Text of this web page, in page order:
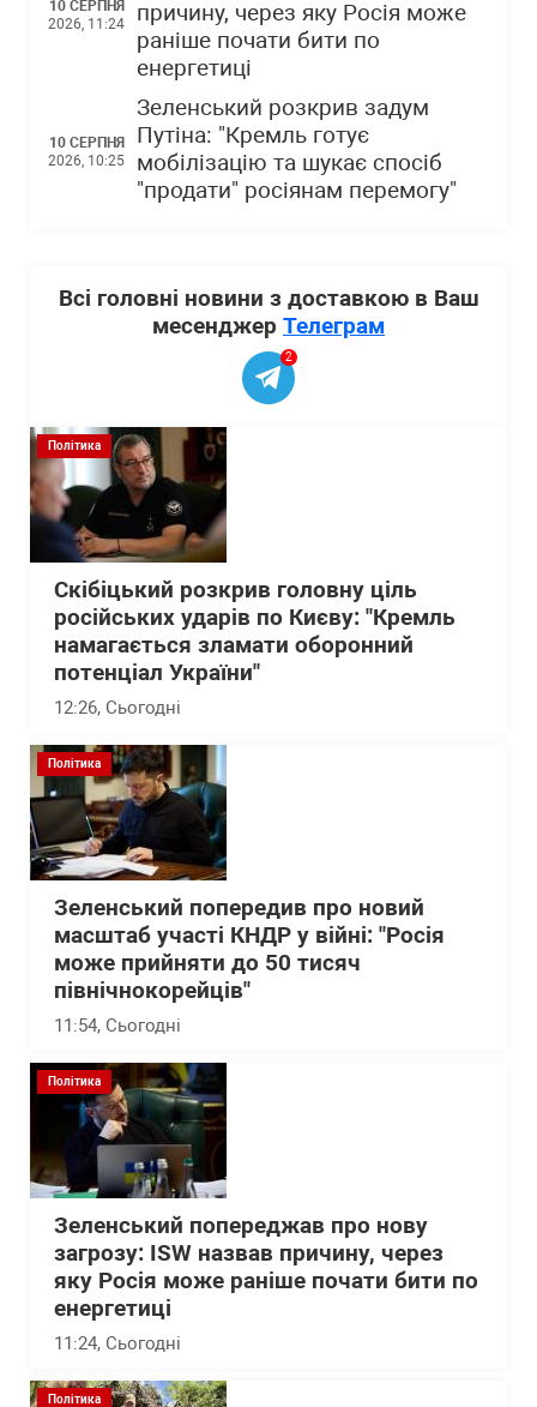
10 СЕРПНЯ
2026, 11:24
причину, через яку Росія може
раніше почати бити по
енергетиці
10 СЕРПНЯ
2026, 10:25
Зеленський розкрив задум
Путіна: "Кремль готує
мобілізацію та шукає спосіб
"продати" росіянам перемогу"
Всі головні новини з доставкою в Ваш
месенджер Телеграм
2
Політика
Скібіцький розкрив головну ціль
російських ударів по Києву: "Кремль
намагається зламати оборонний
потенціал України"
12:26, Сьогодні
Політика
Зеленський попередив про новий
масштаб участі КНДР у війні: "Росія
може прийняти до 50 тисяч
північнокорейців"
11:54, Сьогодні
Політика
Зеленський попереджав про нову
загрозу: ISW назвав причину, через
яку Росія може раніше почати бити по
енергетиці
11:24, Сьогодні
Політика